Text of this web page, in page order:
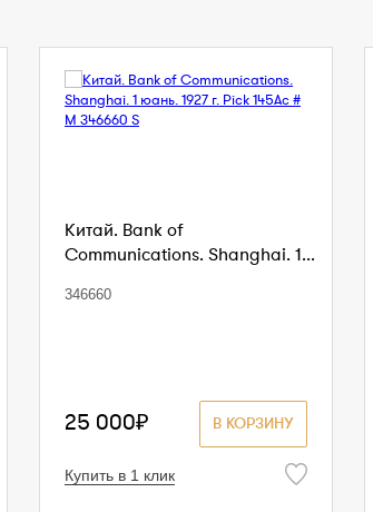
Китай. Bank of
Communications. Shanghai. 1...
346660
В КОРЗИНУ
25 000₽
Купить в 1 клик